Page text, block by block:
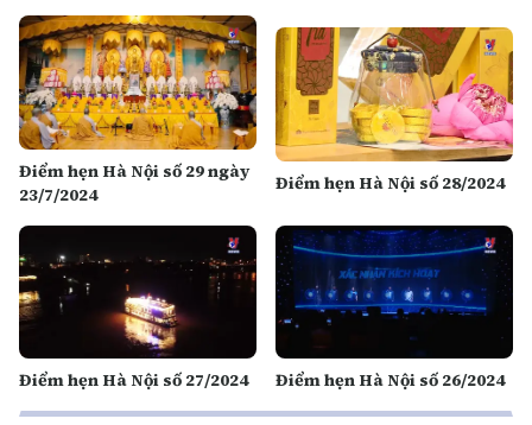
Điểm hẹn Hà Nội số 29 ngày
23/7/2024
Điểm hẹn Hà Nội số 28/2024
Điểm hẹn Hà Nội số 27/2024 Điểm hẹn Hà Nội số 26/2024